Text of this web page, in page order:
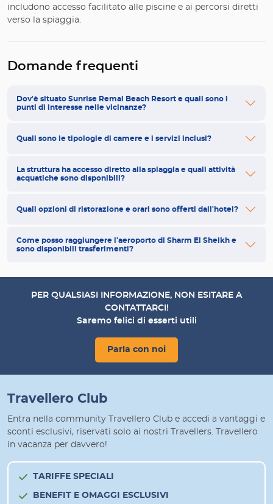
includono accesso facilitato alle piscine e ai percorsi diretti
verso la spiaggia.
Domande frequenti
Dov'è situato Sunrise Remal Beach Resort e quali sono i
punti di interesse nelle vicinanze?
Quali sono le tipologie di camere e i servizi inclusi?
La struttura ha accesso diretto alla spiaggia e quali attività
acquatiche sono disponibili?
Quali opzioni di ristorazione e orari sono offerti dall'hotel?
Come posso raggiungere l'aeroporto di Sharm El Sheikh e
sono disponibili trasferimenti?
PER QUALSIASI INFORMAZIONE, NON ESITARE A
CONTATTARCI!
Saremo felici di esserti utili
Parla con noi
Travellero Club
Entra nella community Travellero Club e accedi a vantaggi e
sconti esclusivi, riservati solo ai nostri Travellers. Travellero
in vacanza per davvero!
TARIFFE SPECIALI
BENEFIT E OMAGGI ESCLUSIVI